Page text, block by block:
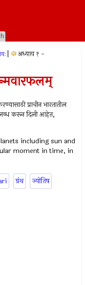
अध्याय १ -
प्राचीन भारतातील
करून दिली आहेत,
including sun and
moment in time, in
ग्रंथ
ज्योतिष